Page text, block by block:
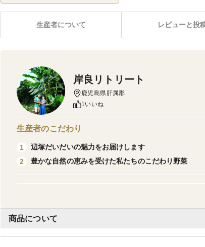
レビューと投
生産者について
商品について
岸良リトリート
鹿児島県肝属郡
1いいね
生産者のこだわり
1
辺塚だいだいの魅力をお届けします
2
豊かな自然の恵みを受けた私たちのこだわり野菜